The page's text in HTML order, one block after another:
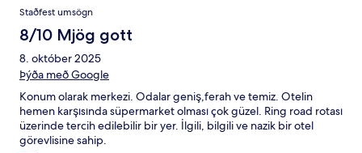
Staðfest umsögn
8/10 Mjög gott
8. október 2025
Þýða með Google
Konum olarak merkezi. Odalar geniş,ferah ve temiz. Otelin
hemen karşısında süpermarket olması çok güzel. Ring road rotası
üzerinde tercih edilebilir bir yer. İlgili, bilgili ve nazik bir otel
görevlisine sahip.